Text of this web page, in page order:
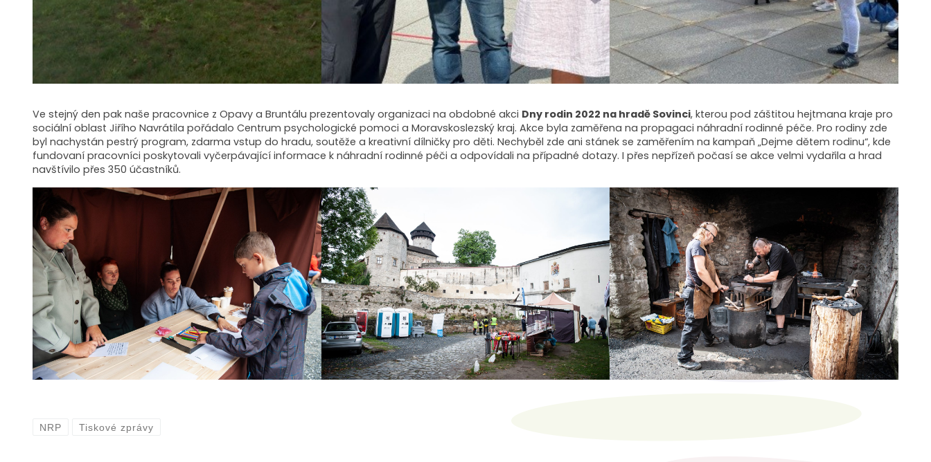
Ve stejný den pak naše pracovnice z Opavy a Bruntálu prezentovaly organizaci na obdobné akci Dny rodin 2022 na hradě Sovinci, kterou pod záštitou hejtmana kraje pro
sociální oblast Jiřího Navrátila pořádalo Centrum psychologické pomoci a Moravskoslezský kraj. Akce byla zaměřena na propagaci náhradní rodinné péče. Pro rodiny zde
byl nachystán pestrý program, zdarma vstup do hradu, soutěže a kreativní dílničky pro děti. Nechyběl zde ani stánek se zaměřením na kampaň „Dejme dětem rodinu“, kde
fundovaní pracovníci poskytovali vyčerpávající informace k náhradní rodinné péči a odpovídali na případné dotazy. I přes nepřízeň počasí se akce velmi vydařila a hrad
navštívilo přes 350 účastníků.
NRP Tiskové zprávy